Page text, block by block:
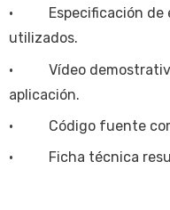
• Especificación de
utilizados.
• Vídeo
aplicación.
• Código fuente
• Ficha técnica